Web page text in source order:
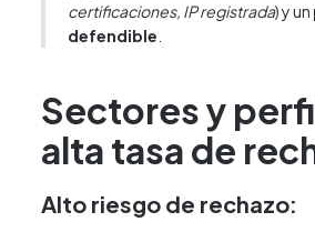
certificaciones, IP registrada) y un
defendible
Sectores y
alta tasa de
Alto riesgo de rechazo: